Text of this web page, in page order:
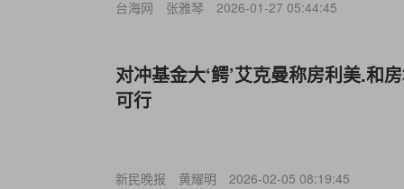
台海网 张雅琴 2026-01-27 05:44:45
对冲基金大‘鳄’艾克曼称房利美.和
可行
新民晚报 黄耀明 2026-02-05 08:19:45